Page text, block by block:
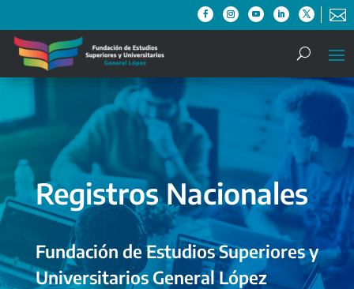

Registros Nacionales
Fundación de Estudios Superiores y
Universitarios General López